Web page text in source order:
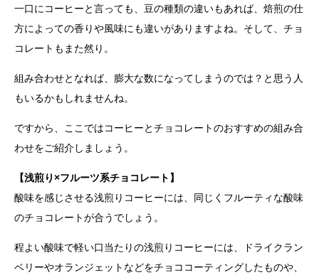
一口にコーヒーと言っても、豆の種類の違いもあれば、焙煎の仕
方によっての香りや風味にも違いがありますよね。そして、チョ
コレートもまた然り。
組み合わせとなれば、膨大な数になってしまうのでは？と思う人
もいるかもしれませんね。
ですから、ここではコーヒーとチョコレートのおすすめの組み合
わせをご紹介しましょう。
【浅煎り×フルーツ系チョコレート】
酸味を感じさせる浅煎りコーヒーには、同じくフルーティな酸味
のチョコレートが合うでしょう。
程よい酸味で軽い口当たりの浅煎りコーヒーには、ドライクラン
ベリーやオランジェットなどをチョココーティングしたものや、